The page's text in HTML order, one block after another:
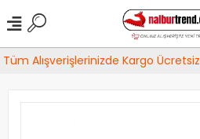
Alışverişlerinizde Kargo Ücretsiz!